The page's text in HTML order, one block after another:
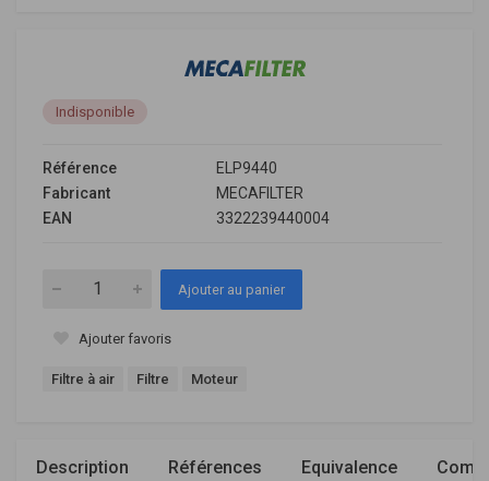
Indisponible
Référence
ELP9440
Fabricant
MECAFILTER
EAN
3322239440004
Ajouter au panier
Ajouter favoris
Filtre à air Filtre Moteur
Description
Références
Equivalence